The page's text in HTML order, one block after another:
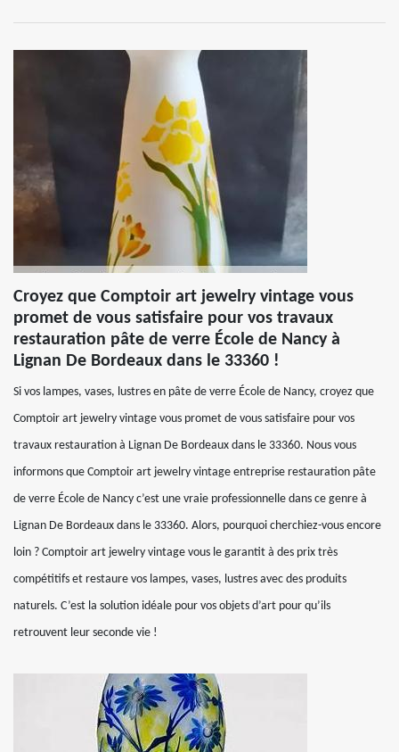
Croyez que Comptoir art jewelry vintage vous
promet de vous satisfaire pour vos travaux
restauration pâte de verre École de Nancy à
Lignan De Bordeaux dans le 33360 !
Si vos lampes, vases, lustres en pâte de verre École de Nancy, croyez que
Comptoir art jewelry vintage vous promet de vous satisfaire pour vos
travaux restauration à Lignan De Bordeaux dans le 33360. Nous vous
informons que Comptoir art jewelry vintage entreprise restauration pâte
de verre École de Nancy c’est une vraie professionnelle dans ce genre à
Lignan De Bordeaux dans le 33360. Alors, pourquoi cherchiez-vous encore
loin ? Comptoir art jewelry vintage vous le garantit à des prix très
compétitifs et restaure vos lampes, vases, lustres avec des produits
naturels. C’est la solution idéale pour vos objets d’art pour qu’ils
retrouvent leur seconde vie !